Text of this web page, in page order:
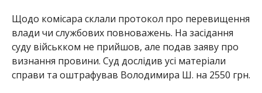
Щодо комісара склали протокол про перевищення
влади чи службових повноважень. На засідання
суду військком не прийшов, але подав заяву про
визнання провини. Суд дослідив усі матеріали
справи та оштрафував Володимира Ш. на 2550 грн.